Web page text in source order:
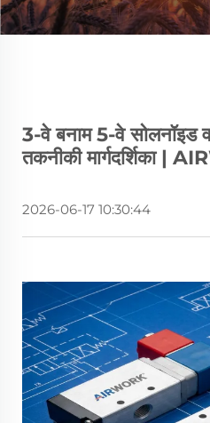
3-वे बनाम 5-वे सोलनॉइड
तकनीकी मार्गदर्शिका |
2026-06-17 10:30:44